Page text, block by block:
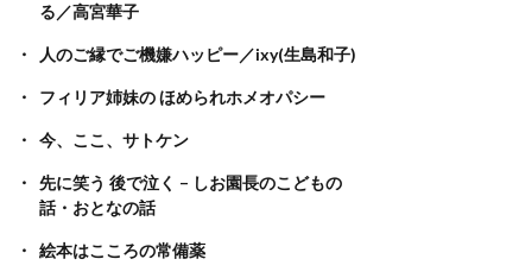
る／高宮華子
人のご縁でご機嫌ハッピー／ixy(生島和子)
フィリア姉妹の ほめられホメオパシー
今、ここ、サトケン
先に笑う 後で泣く – しお園長のこどもの
話・おとなの話
絵本はこころの常備薬